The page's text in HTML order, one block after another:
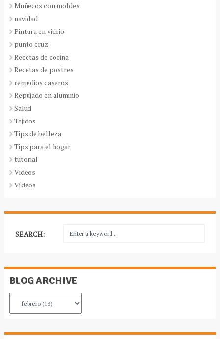
Muñecos con moldes
navidad
Pintura en vidrio
punto cruz
Recetas de cocina
Recetas de postres
remedios caseros
Repujado en aluminio
Salud
Tejidos
Tips de belleza
Tips para el hogar
tutorial
Videos
Vídeos
SEARCH:
BLOG ARCHIVE